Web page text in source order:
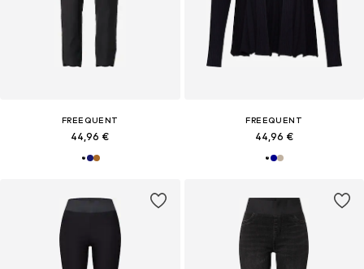
FREEQUENT
44,96 €
FREEQUENT
44,96 €